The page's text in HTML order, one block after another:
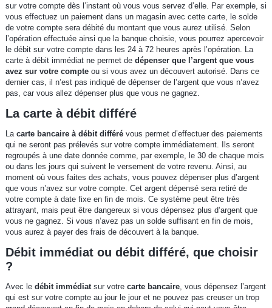
sur votre compte dès l’instant où vous vous servez d’elle. Par exemple, si
vous effectuez un paiement dans un magasin avec cette carte, le solde
de votre compte sera débité du montant que vous aurez utilisé. Selon
l’opération effectuée ainsi que la banque choisie, vous pourrez apercevoir
le débit sur votre compte dans les 24 à 72 heures après l’opération. La
carte à débit immédiat ne permet de dépenser que l’argent que vous
avez sur votre compteou si vous avez un découvert autorisé. Dans ce
dernier cas, il n’est pas indiqué de dépenser de l’argent que vous n’avez
pas, car vous allez dépenser plus que vous ne gagnez.
La carte à débit différé
La carte bancaire à débit différévous permet d’effectuer des paiements
qui ne seront pas prélevés sur votre compte immédiatement. Ils seront
regroupés à une date donnée comme, par exemple, le 30 de chaque mois
ou dans les jours qui suivent le versement de votre revenu. Ainsi, au
moment où vous faites des achats, vous pouvez dépenser plus d’argent
que vous n’avez sur votre compte. Cet argent dépensé sera retiré de
votre compte à date fixe en fin de mois. Ce système peut être très
attrayant, mais peut être dangereux si vous dépensez plus d’argent que
vous ne gagnez. Si vous n’avez pas un solde suffisant en fin de mois,
vous aurez à payer des frais de découvert à la banque.
Débit immédiat ou débit différé, que choisir
?
Avec le débit immédiatsur votre carte bancaire, vous dépensez l’argent
qui est sur votre compte au jour le jour et ne pouvez pas creuser un trop